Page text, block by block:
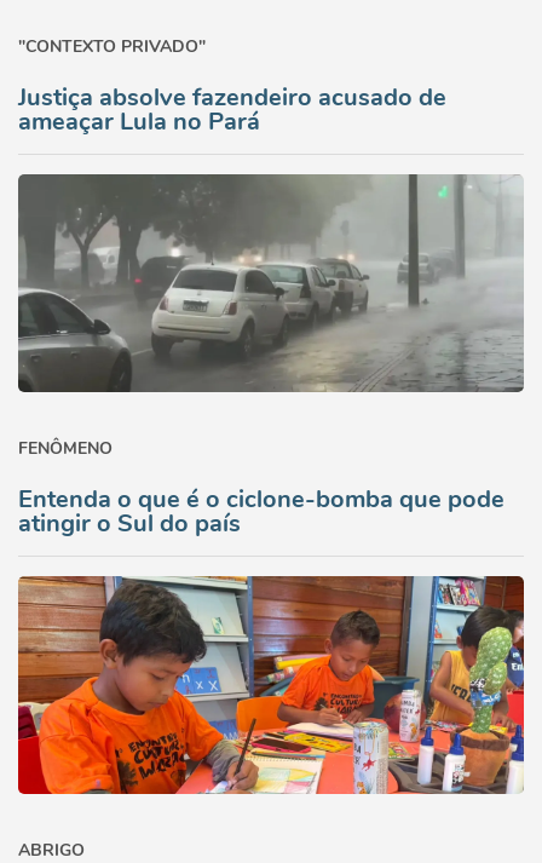
"CONTEXTO PRIVADO"
Justiça absolve fazendeiro acusado de
ameaçar Lula no Pará
FENÔMENO
Entenda o que é o ciclone-bomba que pode
atingir o Sul do país
ABRIGO